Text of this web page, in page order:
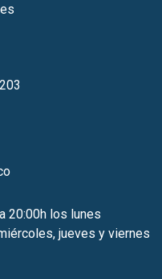
20:00h los lunes
jueves y viernes